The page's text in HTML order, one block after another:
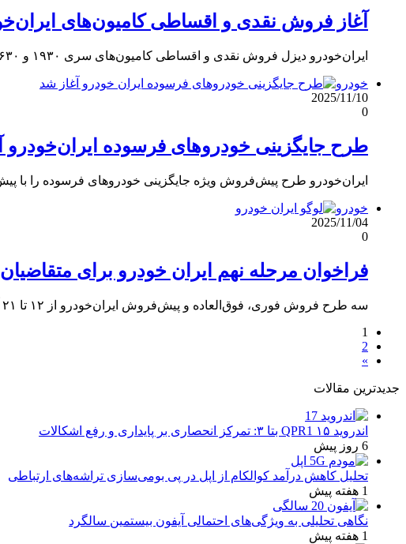
آغاز فروش نقدی و اقساطی کامیون‌های ایران‌خودرو دیزل؛
ایران‌خودرو دیزل فروش نقدی و اقساطی کامیون‌های سری ۱۹۳۰ و ۲۶۳۰ را آغاز کرد؛ تحویل ۳۰ روزه، تخفیف نقدی و…
خودرو
2025/11/10
0
طرح جایگزینی خودروهای فرسوده ایران‌خودرو آغاز شد؛
ایران‌خودرو طرح پیش‌فروش ویژه جایگزینی خودروهای فرسوده را با پیش‌پرداخت ۵۰
خودرو
2025/11/04
0
فراخوان مرحله نهم ایران خودرو برای متقاضیان
سه طرح فروش فوری، فوق‌العاده و پیش‌فروش ایران‌خودرو از ۱۲ تا ۲۱ آبان فعال است. ثبت‌نام فقط برای متقاضیان واجد…
1
2
»
جدیدترین مقالات
اندروید ۱۵ QPR1 بتا ۳: تمرکز انحصاری بر پایداری و رفع اشکالات
6 روز پیش
تحلیل کاهش درآمد کوالکام از اپل در پی بومی‌سازی تراشه‌های ارتباطی
1 هفته پیش
نگاهی تحلیلی به ویژگی‌های احتمالی آیفون بیستمین سالگرد
1 هفته پیش